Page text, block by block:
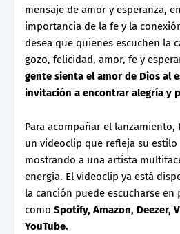
mensaje de amor y esperanza,
importancia de la fe y la
desea que quienes escuchen la
gozo, felicidad, amor, fe y
gente sienta el amor de Dios al
invitación a encontrar alegría y
Para acompañar el lanzamiento,
un videoclip que refleja su
mostrando a una artista
energía. El videoclip ya está
la canción puede escucharse
como Spotify, Amazon, Deezer,
YouTube.